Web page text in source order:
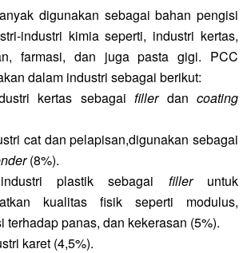
digunakan sebagai bahan pengisi
industri kimia seperti, industri kertas,
farmasi, dan juga pasta gigi. PCC
dalam industri sebagai berikut:
kertas sebagaifillerdancoating
cat dan pelapisan,digunakan sebagai
(8%).
plastik sebagai filleruntuk
kualitas fisik seperti modulus,
terhadap panas, dan kekerasan (5%).
karet (4,5%).